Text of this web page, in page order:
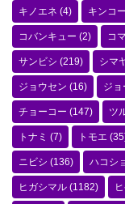
キノエネ (4) キンコー
コバンキュー (2) コ
サンビシ (219) シマ
ジョウセン (16) ジョ
チョーコー (147) ツ
トナミ (7) トモエ
ニビシ (136) ハコシ
ヒガシマル (1182)